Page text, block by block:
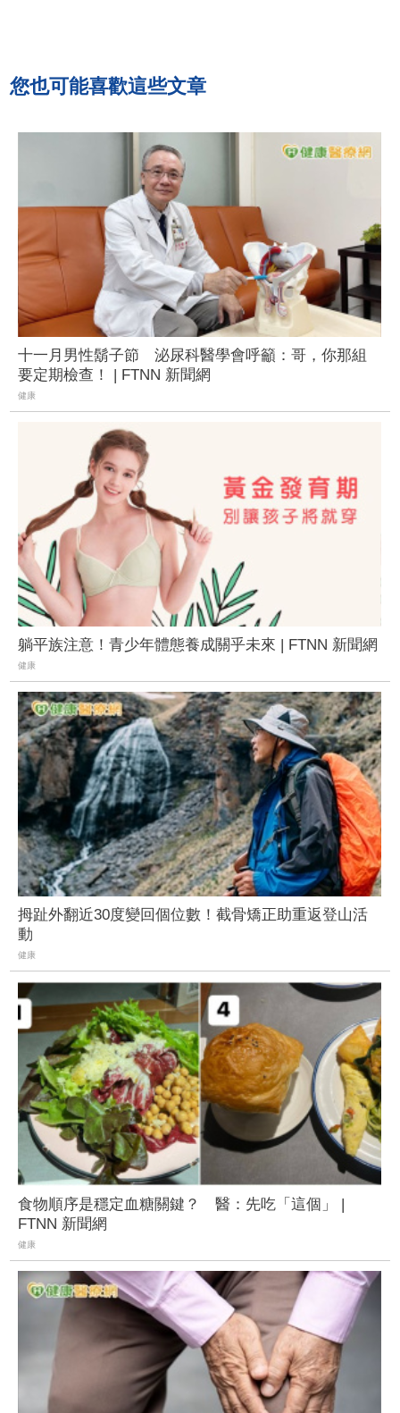
您也可能喜歡這些文章
十一月男性鬍子節 泌尿科醫學會呼籲：哥，你那組
要定期檢查！ | FTNN 新聞網
健康
躺平族注意！青少年體態養成關乎未來 | FTNN 新聞網
健康
拇趾外翻近30度變回個位數！截骨矯正助重返登山活
動
健康
食物順序是穩定血糖關鍵？ 醫：先吃「這個」 |
FTNN 新聞網
健康